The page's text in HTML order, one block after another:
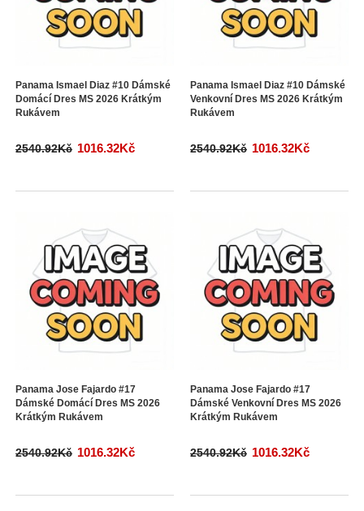
Panama Ismael Diaz #10 Dámské
Domácí Dres MS 2026 Krátkým
Rukávem
2540.92Kč 1016.32Kč
Panama Ismael Diaz #10 Dámské
Venkovní Dres MS 2026 Krátkým
Rukávem
2540.92Kč 1016.32Kč
Panama Jose Fajardo #17
Dámské Domácí Dres MS 2026
Krátkým Rukávem
2540.92Kč 1016.32Kč
Panama Jose Fajardo #17
Dámské Venkovní Dres MS 2026
Krátkým Rukávem
2540.92Kč 1016.32Kč